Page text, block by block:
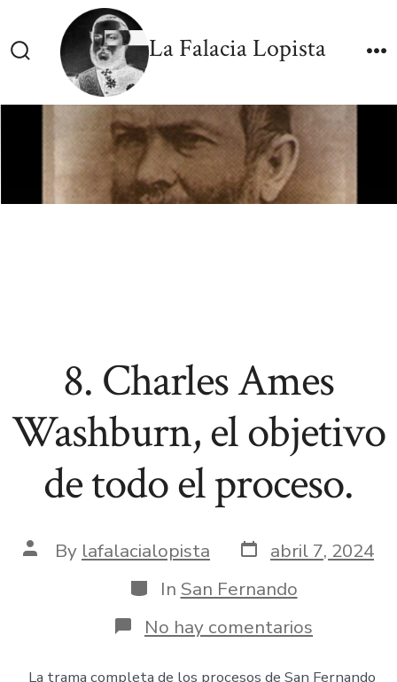
to
Search
La Falacia Lopista
8. Charles Ames
Washburn, el objetivo
de todo el proceso.
Post
author
By lafalacialopista Post
date
abril 7, 2024
Categories
In San Fernando
No hay comentarios
8.
La trama completa de los procesos de San Fernando